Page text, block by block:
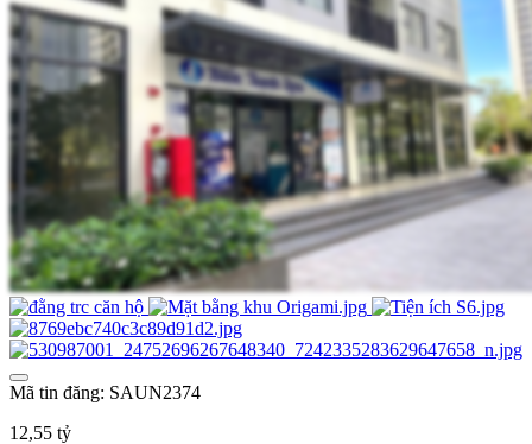
Mã tin đăng: SAUN2374
12,55 tỷ